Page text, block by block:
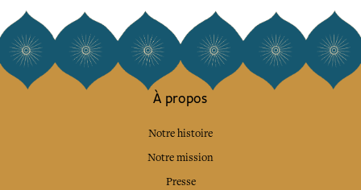
À propos
Notre histoire
Notre mission
Presse